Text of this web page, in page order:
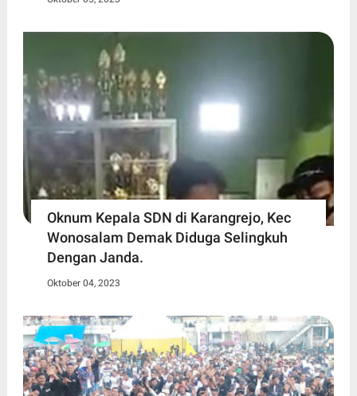
Oknum Kepala SDN di Karangrejo, Kec
Wonosalam Demak Diduga Selingkuh
Dengan Janda.
Oktober 04, 2023